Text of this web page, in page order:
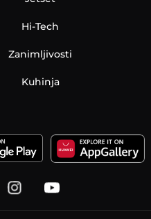
Hi-Tech
Zanimljivosti
Kuhinja